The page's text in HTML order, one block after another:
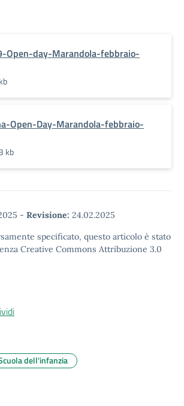
Open-day-Marandola-febbraio-
Open-Day-Marandola-febbraio-
kb
- Revisione: 24.02.2025
specificato, questo articolo è stato
Creative Commons Attribuzione 3.0
dell'infanzia